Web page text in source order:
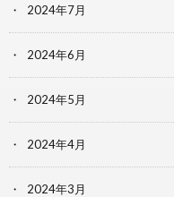
2024年7月
2024年6月
2024年5月
2024年4月
2024年3月